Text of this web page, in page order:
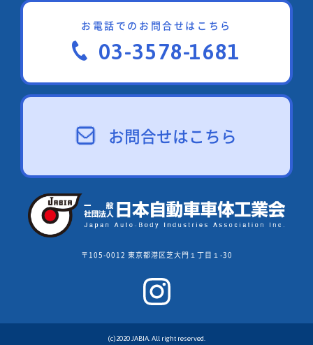
お電話でのお問合せはこちら
03-3578-1681
お問合せはこちら
〒105-0012 東京都港区芝大門１丁目１-30
(c)2020 JABIA. All right reserved.